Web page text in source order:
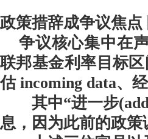
政策措辞成争议焦点
争议核心集中在
联邦基金利率目标
估 incoming data、
其中“进一步
息，因为此前的政策